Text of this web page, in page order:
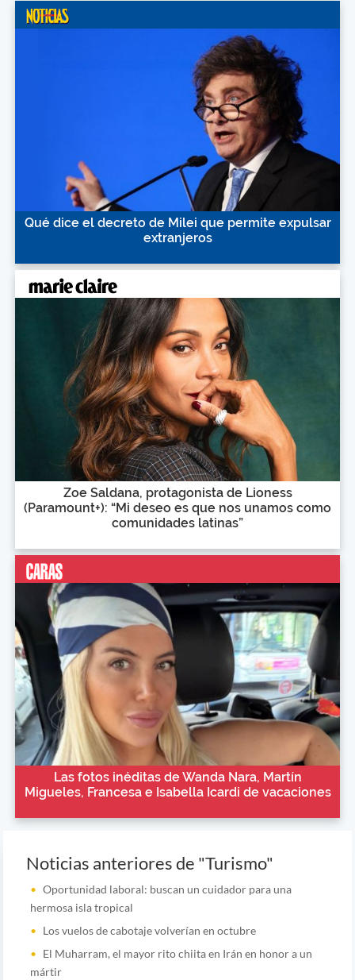
Qué dice el decreto de Milei que permite expulsar
extranjeros
Zoe Saldana, protagonista de Lioness
(Paramount+): “Mi deseo es que nos unamos como
comunidades latinas”
Las fotos inéditas de Wanda Nara, Martín
Migueles, Francesa e Isabella Icardi de vacaciones
Noticias anteriores de "Turismo"
Oportunidad laboral: buscan un cuidador para una
hermosa isla tropical
Los vuelos de cabotaje volverían en octubre
El Muharram, el mayor rito chiita en Irán en honor a un
mártir